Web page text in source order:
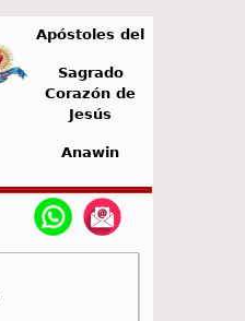
Apóstoles del
Sagrado
Corazón de
Jesús
Anawin